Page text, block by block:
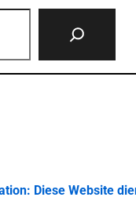
Diese Website